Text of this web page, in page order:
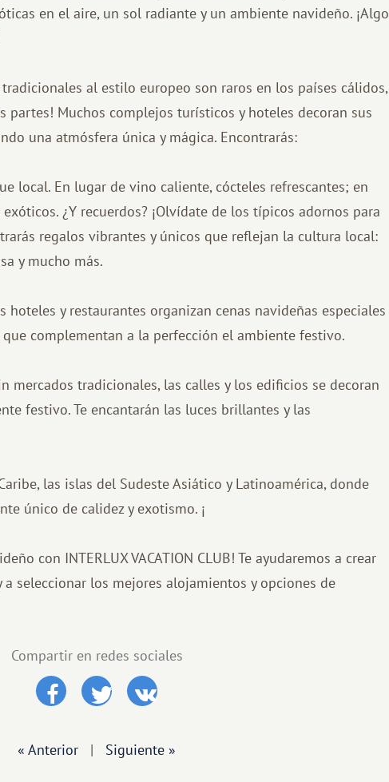
en el aire, un sol radiante y un ambiente navideño. ¡Algo
al estilo europeo son raros en los países cálidos,
partes! Muchos complejos turísticos y hoteles decoran sus
una atmósfera única y mágica. Encontrarás:
local. En lugar de vino caliente, cócteles refrescantes; en
¿Y recuerdos? ¡Olvídate de los típicos adornos para
regalos vibrantes y únicos que reflejan la cultura local:
y mucho más.
hoteles y restaurantes organizan cenas navideñas especiales
complementan a la perfección el ambiente festivo.
mercados tradicionales, las calles y los edificios se decoran
festivo. Te encantarán las luces brillantes y las
las islas del Sudeste Asiático y Latinoamérica, donde
único de calidez y exotismo. ¡
con INTERLUX VACATION CLUB! Te ayudaremos a crear
seleccionar los mejores alojamientos y opciones de
Compartir en redes sociales
« Anterior | Siguiente »